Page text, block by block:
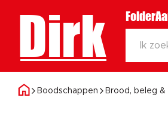
Dirk Folder
Boodschappen Brood, beleg &